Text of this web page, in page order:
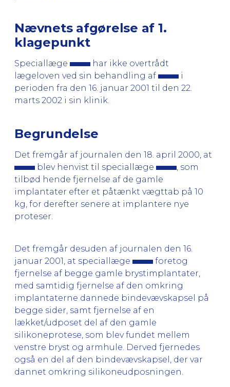
Nævnets afgørelse af 1.
klagepunkt
Speciallæge
har ikke overtrådt
lægeloven ved sin behandling af
i
perioden fra den 16. januar 2001 til den 22.
marts 2002 i sin klinik.
Begrundelse
Det fremgår af journalen den 18. april 2000, at
blev henvist til speciallæge
, som
tilbød hende fjernelse af de gamle
implantater efter et påtænkt vægttab på 10
kg, for derefter senere at implantere nye
proteser.
Det fremgår desuden af journalen den 16.
januar 2001, at speciallæge
foretog
fjernelse af begge gamle brystimplantater,
med samtidig fjernelse af den omkring
implantaterne dannede bindevævskapsel på
begge sider, samt fjernelse af en
lækket/udposet del af den gamle
silikoneprotese, som blev fundet mellem
venstre bryst og armhule. Derved fjernedes
også en del af den bindevævskapsel, der var
dannet omkring silikoneudposningen.